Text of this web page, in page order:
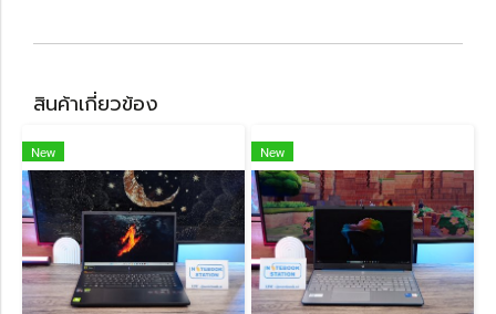
สินค้าเกี่ยวข้อง
New New